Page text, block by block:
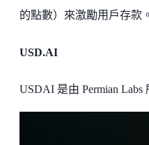
的點數）來激勵用戶存款。
USD.AI
USDAI 是由 Permian